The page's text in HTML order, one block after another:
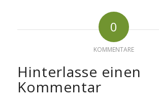
0
KOMMENTARE
Hinterlasse einen
Kommentar